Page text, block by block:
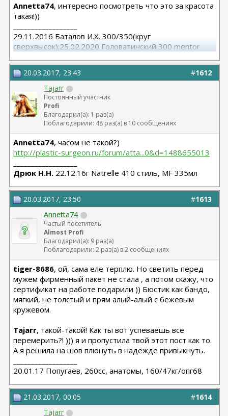
Annetta74, интересно посмотреть что это за красота
такая!))
29.11.2016 Баталов И.Х. 300/350(круг
сверхвысок);25.02.2020 Головатинский 300 mentor
#1612
20.03.2017, 23:43
Tajarr
Постоянный участник
Profi
Благодарил(а): 1 раз(а)
Поблагодарили: 48 раз(а) в 10 сообщениях
Annetta74, часом не такой?)
http://plastic-surgeon.ru/forum/atta...0&d=1488655013
Дрюк Н.Н. 22.12.16г Natrelle 410 стиль, MF 335мл
#1613
20.03.2017, 23:50
Annetta74
Частый посетитель
Almost Profi
Благодарил(а): 9 раз(а)
Поблагодарили: 2 раз(а) в 2 сообщениях
tiger-8686, ой, сама еле терплю. Но светить перед
мужем фирменный пакет не стала , а потом скажу, что
сертификат на работе подарили )) Бюстик как бандо,
мягкий, не толстый и прям алый-алый с бежевым
кружевом.
Tajarr, такой-такой! Как ты вот успеваешь все
перемерить?! ))) я и пропустила твой этот пост как то.
А я решила на шов плюнуть в надежде привыкнуть.
20.01.17 Попугаев, 260cc, анатомы, 160/47кг/опг68
#1614
21.03.2017, 00:05
Tajarr